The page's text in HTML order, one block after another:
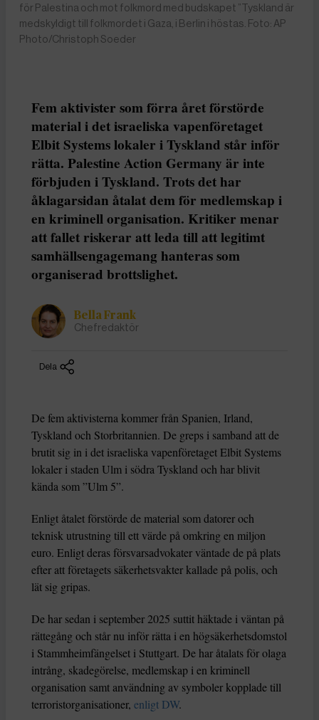
för Palestina och mot folkmord med budskapet ”Tyskland är
medskyldigt till folkmordet i Gaza, i Berlin i höstas. Foto: AP
Photo/Christoph Soeder
Fem aktivister som förra året förstörde
material i det israeliska vapenföretaget
Elbit Systems lokaler i Tyskland står inför
rätta. Palestine Action Germany är inte
förbjuden i Tyskland. Trots det har
åklagarsidan åtalat dem för medlemskap i
en kriminell organisation. Kritiker menar
att fallet riskerar att leda till att legitimt
samhällsengagemang hanteras som
organiserad brottslighet.
Bella Frank
Chefredaktör
Dela
De fem aktivisterna kommer från Spanien, Irland,
Tyskland och Storbritannien. De greps i samband att de
brutit sig in i det israeliska vapenföretaget Elbit Systems
lokaler i staden Ulm i södra Tyskland och har blivit
kända som ”Ulm 5”.
Enligt åtalet förstörde de material som datorer och
teknisk utrustning till ett värde på omkring en miljon
euro. Enligt deras försvarsadvokater väntade de på plats
efter att företagets säkerhetsvakter kallade på polis, och
lät sig gripas.
De har sedan i september 2025 suttit häktade i väntan på
rättegång och står nu inför rätta i en högsäkerhetsdomstol
i Stammheimfängelset i Stuttgart. De har åtalats för olaga
intrång, skadegörelse, medlemskap i en kriminell
organisation samt användning av symboler kopplade till
terroristorganisationer, enligt DW.